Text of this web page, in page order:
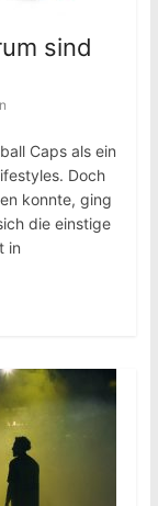
sind
Caps als ein
Doch
konnte, ging
die einstige
in